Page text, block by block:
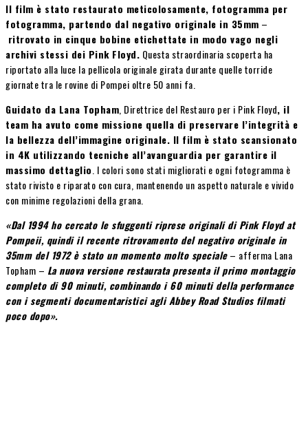
Il film è stato restaurato meticolosamente, fotogramma per
fotogramma, partendo dal negativo originale in 35mm –
ritrovato in cinque bobine etichettate in modo vago negli
archivi stessi dei Pink Floyd. Questa straordinaria scoperta ha
riportato alla luce la pellicola originale girata durante quelle torride
giornate tra le rovine di Pompei oltre 50 anni fa.
Guidato da Lana Topham , Direttrice del Restauro per i Pink Floyd, il
team ha avuto come missione quella di preservare l’integrità e
la bellezza dell’immagine originale. Il film è stato scansionato
in 4K utilizzando tecniche all’avanguardia per garantire il
massimo dettaglio . I colori sono stati migliorati e ogni fotogramma è
stato rivisto e riparato con cura, mantenendo un aspetto naturale e vivido
con minime regolazioni della grana.
«Dal 1994 ho cercato le sfuggenti riprese originali di Pink Floyd at
Pompeii, quindi il recente ritrovamento del negativo originale in
35mm del 1972 è stato un momento molto speciale– afferma Lana
Topham – La nuova versione restaurata presenta il primo montaggio
completo di 90 minuti, combinando i 60 minuti della performance
con i segmenti documentaristici agli Abbey Road Studios filmati
poco dopo».